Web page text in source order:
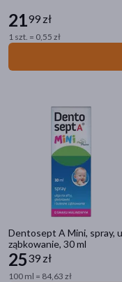
2199 zł
1 szt. = 0,55 zł
Dentosept A Mini, spray,
ząbkowanie, 30 ml
2539 zł
100 ml = 84,63 zł